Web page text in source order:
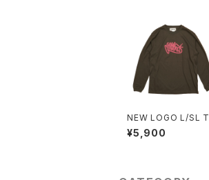
NEW LOGO L/SL T
(SUMI)
¥5,900